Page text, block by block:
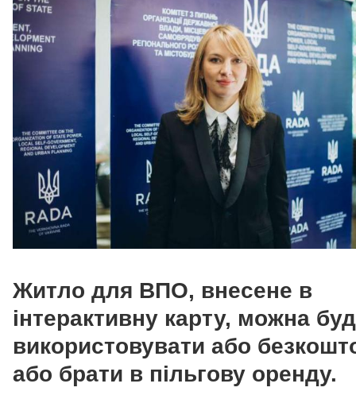
Житло для ВПО, внесене в
інтерактивну карту, можна
використовувати або
або брати в пільгову оренду.